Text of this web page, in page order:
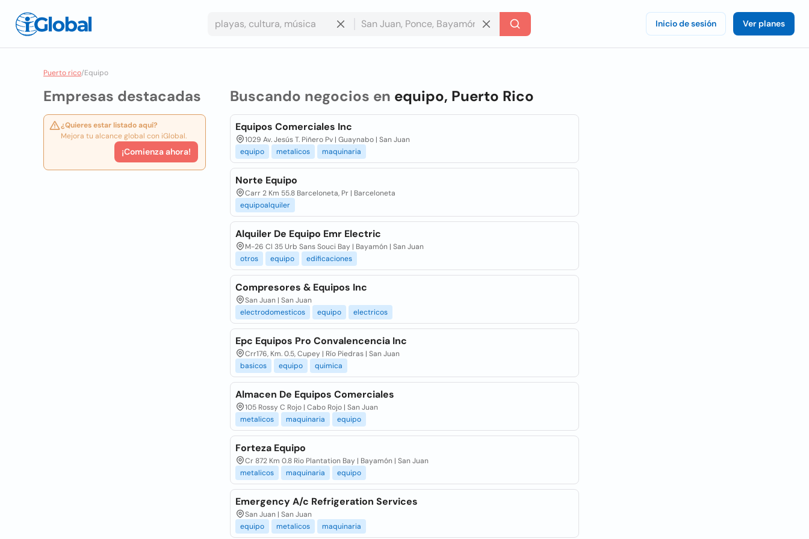
Inicio de sesión Ver planes
Puerto rico/Equipo
Empresas destacadas
¿Quieres estar listado aquí?
Mejora tu alcance global con iGlobal.
¡Comienza ahora!
Buscando negocios en equipo, Puerto Rico
Equipos Comerciales Inc
1029 Av. Jesús T. Piñero Pv | Guaynabo | San Juan
equipo
metalicos maquinaria
Norte Equipo
Carr 2 Km 55.8 Barceloneta, Pr | Barceloneta
equipoalquiler
Alquiler De Equipo Emr Electric
M-26 Cl 35 Urb Sans Souci Bay | Bayamón | San Juan
otros
equipo edificaciones
Compresores & Equipos Inc
San Juan | San Juan
electrodomesticos
equipo electricos
Epc Equipos Pro Convalencencia Inc
Crr176, Km. 0.5, Cupey | Río Piedras | San Juan
basicos
equipo quimica
Almacen De Equipos Comerciales
105 Rossy C Rojo | Cabo Rojo | San Juan
metalicos
maquinaria equipo
Forteza Equipo
Cr 872 Km 0.8 Rio Plantation Bay | Bayamón | San Juan
metalicos
maquinaria equipo
Emergency A/c Refrigeration Services
San Juan | San Juan
equipo
metalicos maquinaria